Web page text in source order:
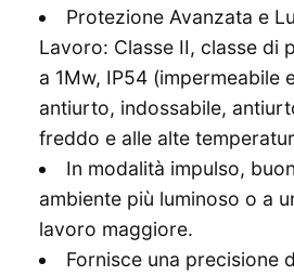
Protezione Avanzata e
Lavoro: Classe II, classe di
a 1Mw, IP54 (impermeabile
antiurto, indossabile,
freddo e alle alte
In modalità impulso,
ambiente più luminoso o a
lavoro maggiore.
Fornisce una precisione